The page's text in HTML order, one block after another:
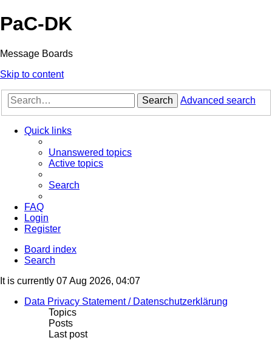
PaC-DK
Message Boards
Skip to content
Search Advanced search
Quick links
Unanswered topics
Active topics
Search
FAQ
Login
Register
Board index
Search
It is currently 07 Aug 2026, 04:07
Data Privacy Statement / Datenschutzerklärung
Topics
Posts
Last post